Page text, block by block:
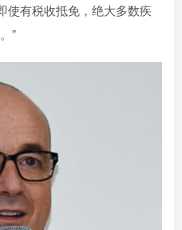
使有税收抵免，绝大多数疾
”